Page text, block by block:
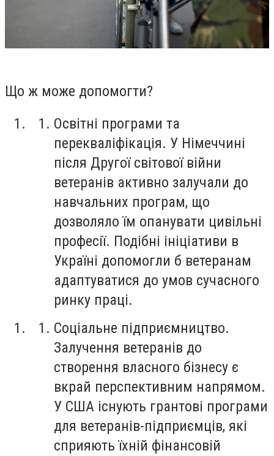
Що ж може допомогти?
Освітні програми та
перекваліфікація. У Німеччині
після Другої світової війни
ветеранів активно залучали до
навчальних програм, що
дозволяло їм опанувати цивільні
професії. Подібні ініціативи в
Україні допомогли б ветеранам
адаптуватися до умов сучасного
ринку праці.
Соціальне підприємництво.
Залучення ветеранів до
створення власного бізнесу є
вкрай перспективним напрямом.
У США існують грантові програми
для ветеранів-підприємців, які
сприяють їхній фінансовій